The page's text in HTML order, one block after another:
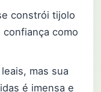
constrói tijolo
como
mas sua
é imensa e